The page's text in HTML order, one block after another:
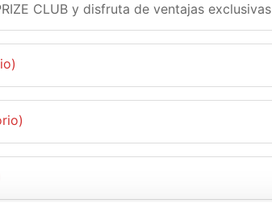
CLUB y disfruta de ventajas exclusivas